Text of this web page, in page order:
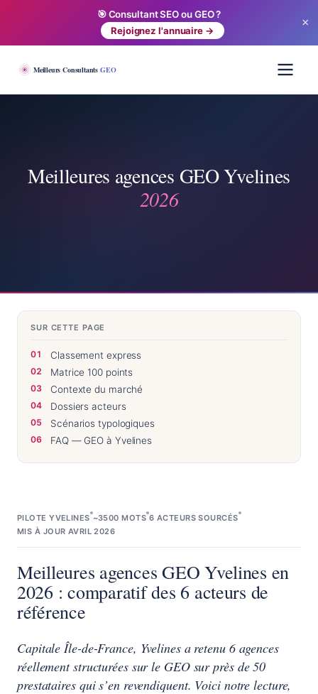
🎯 Consultant SEO ou GEO ?
Rejoignez l'annuaire →
×
Meilleurs ConsultantsGEO
Meilleures agences GEO Yvelines
2026
SUR CETTE PAGE
Classement express
Matrice 100 points
Contexte du marché
Dossiers acteurs
Scénarios typologiques
FAQ — GEO à Yvelines
PILOTE YVELINES ~3500 MOTS 6 ACTEURS SOURCÉS
MIS À JOUR AVRIL 2026
Meilleures agences GEO Yvelines en
2026 : comparatif des 6 acteurs de
référence
Capitale Île-de-France, Yvelines a retenu 6 agences
réellement structurées sur le GEO sur près de 50
prestataires qui s’en revendiquent. Voici notre lecture,